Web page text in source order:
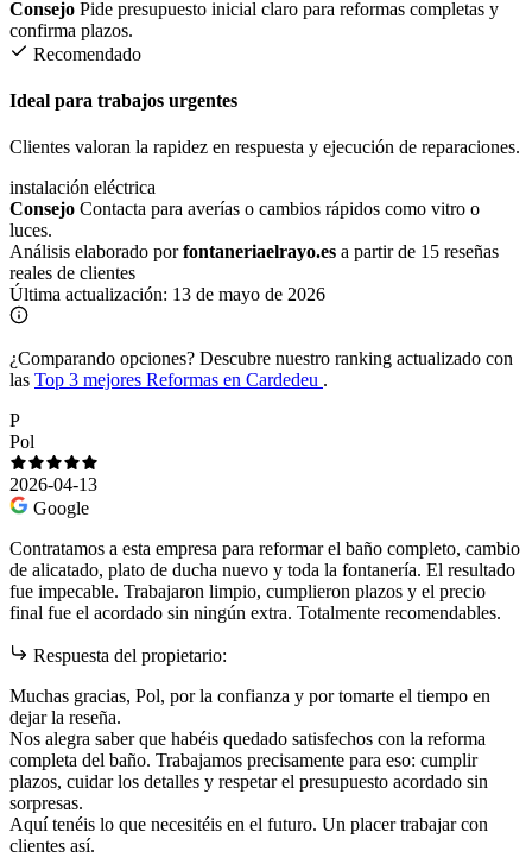
Consejo Pide presupuesto inicial claro para reformas completas y
confirma plazos.
Recomendado
Ideal para trabajos urgentes
Clientes valoran la rapidez en respuesta y ejecución de reparaciones.
instalación eléctrica
Consejo Contacta para averías o cambios rápidos como vitro o
luces.
Análisis elaborado porfontaneriaelrayo.es a partir de 15 reseñas
reales de clientes
Última actualización: 13 de mayo de 2026
¿Comparando opciones? Descubre nuestro ranking actualizado con
las Top 3 mejores Reformas en Cardedeu .
P
Pol
2026-04-13
Google
Contratamos a esta empresa para reformar el baño completo, cambio
de alicatado, plato de ducha nuevo y toda la fontanería. El resultado
fue impecable. Trabajaron limpio, cumplieron plazos y el precio
final fue el acordado sin ningún extra. Totalmente recomendables.
Respuesta del propietario:
Muchas gracias, Pol, por la confianza y por tomarte el tiempo en
dejar la reseña.
Nos alegra saber que habéis quedado satisfechos con la reforma
completa del baño. Trabajamos precisamente para eso: cumplir
plazos, cuidar los detalles y respetar el presupuesto acordado sin
sorpresas.
Aquí tenéis lo que necesitéis en el futuro. Un placer trabajar con
clientes así.